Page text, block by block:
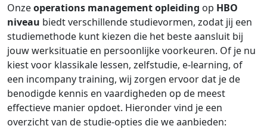
Onzeoperations management opleiding op HBO
niveau biedt verschillende studievormen, zodat jij een
studiemethode kunt kiezen die het beste aansluit bij
jouw werksituatie en persoonlijke voorkeuren. Of je nu
kiest voor klassikale lessen, zelfstudie, e-learning, of
een incompany training, wij zorgen ervoor dat je de
benodigde kennis en vaardigheden op de meest
effectieve manier opdoet. Hieronder vind je een
overzicht van de studie-opties die we aanbieden: